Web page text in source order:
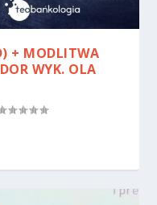
+ MODLITWA
WYK. OLA